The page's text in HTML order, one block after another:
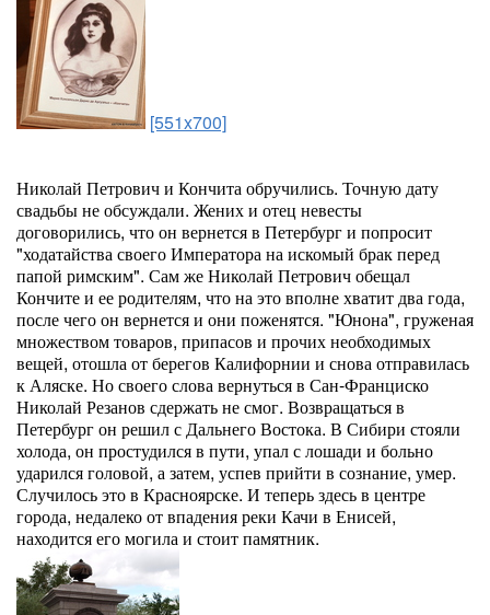
[551x700]
Николай Петрович и Кончита обручились. Точную дату
свадьбы не обсуждали. Жених и отец невесты
договорились, что он вернется в Петербург и попросит
"ходатайства своего Императора на искомый брак перед
папой римским". Сам же Николай Петрович обещал
Кончите и ее родителям, что на это вполне хватит два года,
после чего он вернется и они поженятся. "Юнона", груженая
множеством товаров, припасов и прочих необходимых
вещей, отошла от берегов Калифорнии и снова отправилась
к Аляске. Но своего слова вернуться в Сан-Франциско
Николай Резанов сдержать не смог. Возвращаться в
Петербург он решил с Дальнего Востока. В Сибири стояли
холода, он простудился в пути, упал с лошади и больно
ударился головой, а затем, успев прийти в сознание, умер.
Случилось это в Красноярске. И теперь здесь в центре
города, недалеко от впадения реки Качи в Енисей,
находится его могила и стоит памятник.